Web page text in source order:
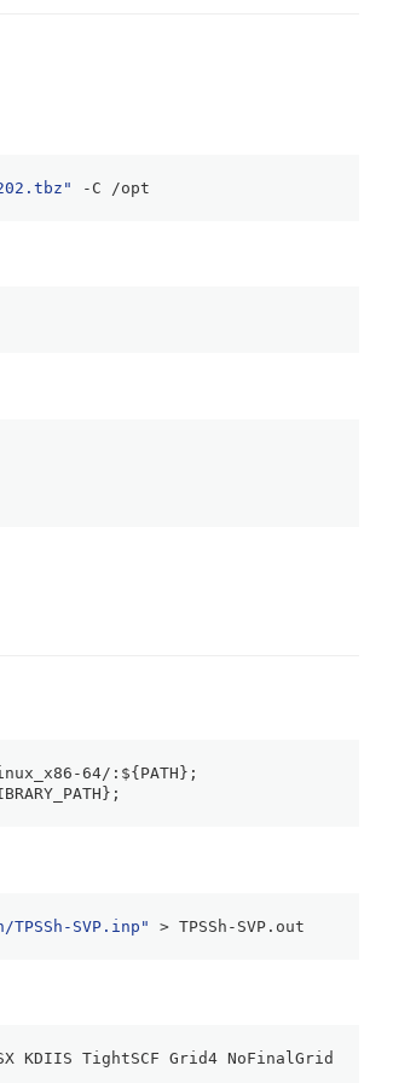
-C /opt
64/: ${PATH} ;
;
TPSSh-SVP.inp" > TPSSh-SVP.out
KDIIS TightSCF Grid4 NoFinalGrid Opt